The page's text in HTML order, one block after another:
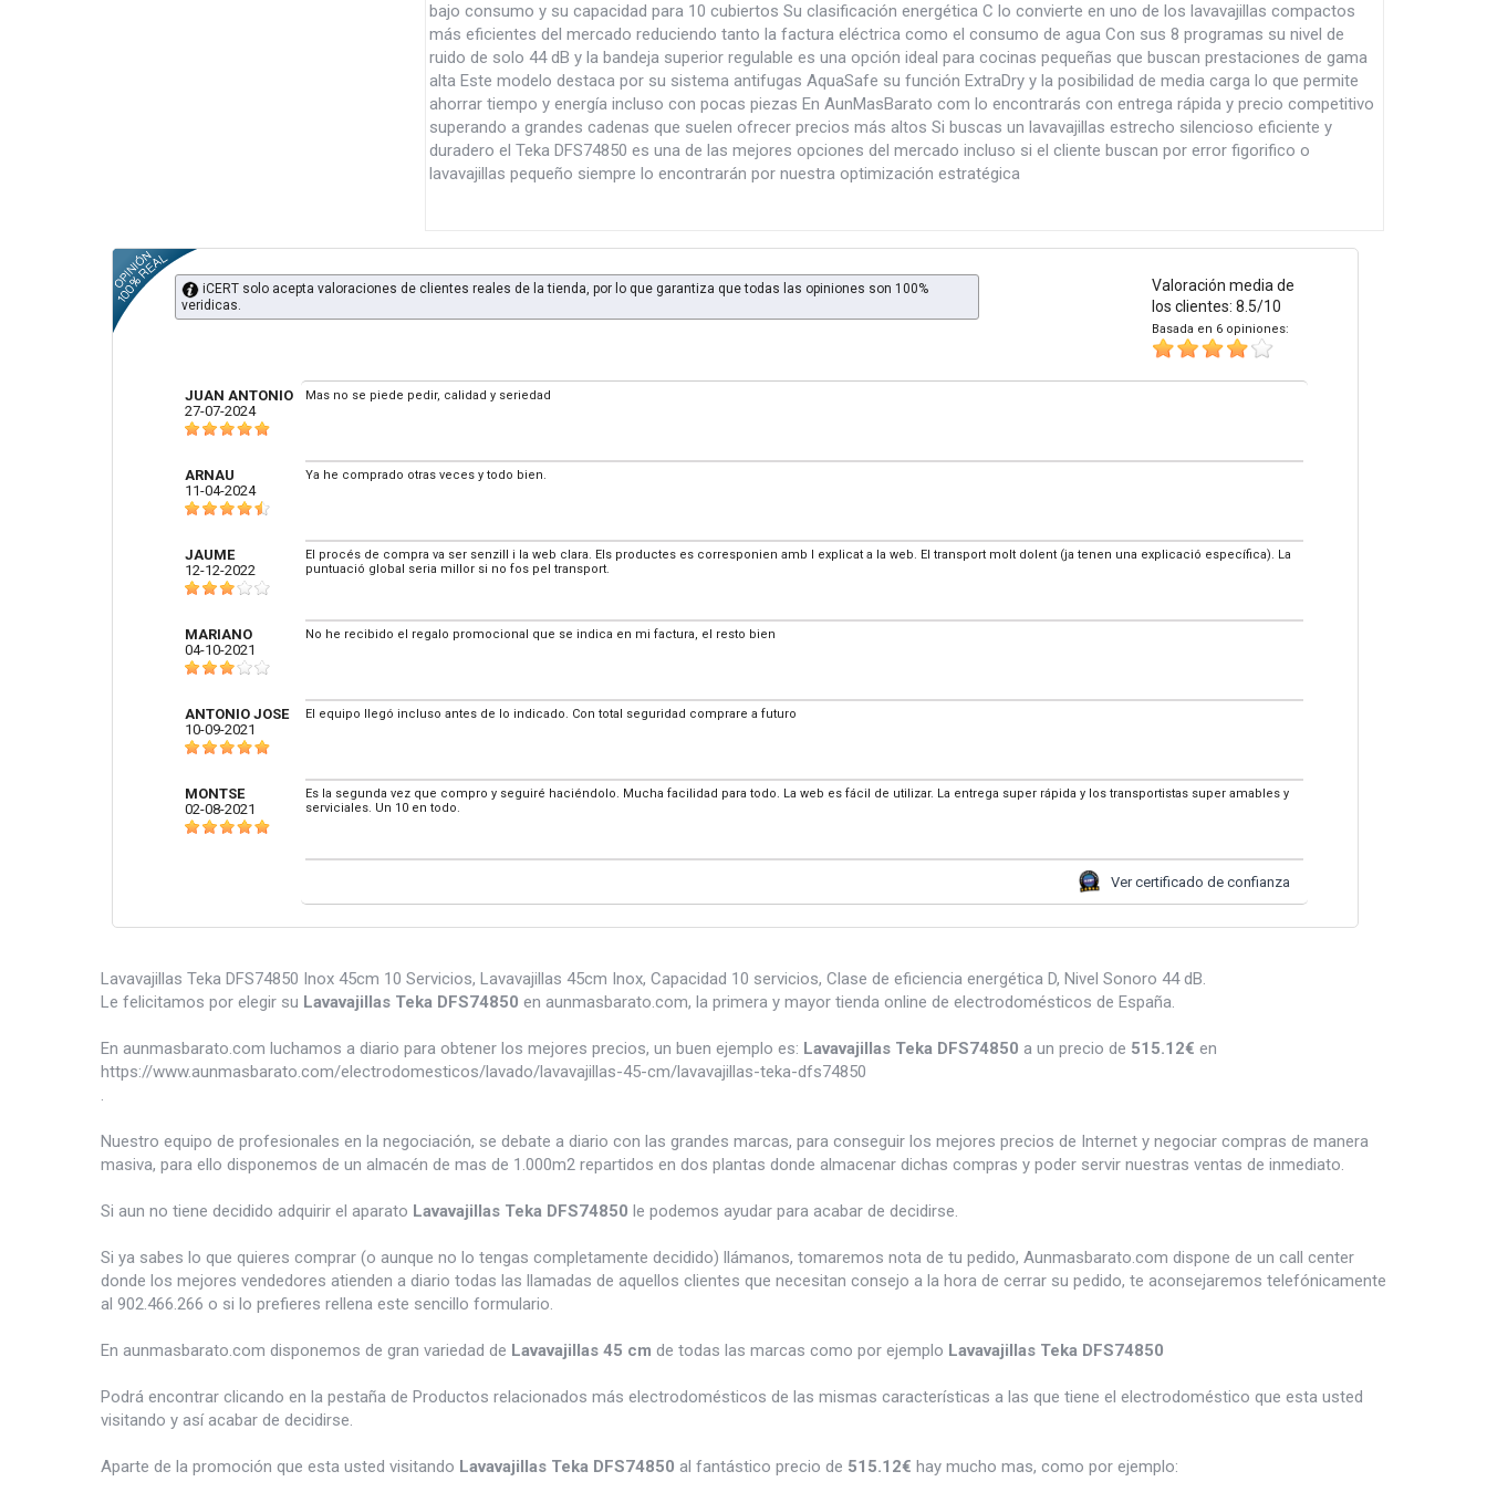
bajo consumo y su capacidad para 10 cubiertos Su clasificación energética C lo convierte en uno de los lavavajillas compactos
más eficientes del mercado reduciendo tanto la factura eléctrica como el consumo de agua Con sus 8 programas su nivel de
ruido de solo 44 dB y la bandeja superior regulable es una opción ideal para cocinas pequeñas que buscan prestaciones de gama
alta Este modelo destaca por su sistema antifugas AquaSafe su función ExtraDry y la posibilidad de media carga lo que permite
ahorrar tiempo y energía incluso con pocas piezas En AunMasBarato com lo encontrarás con entrega rápida y precio competitivo
superando a grandes cadenas que suelen ofrecer precios más altos Si buscas un lavavajillas estrecho silencioso eficiente y
duradero el Teka DFS74850 es una de las mejores opciones del mercado incluso si el cliente buscan por error figorifico o
lavavajillas pequeño siempre lo encontrarán por nuestra optimización estratégica
Valoración media de
los clientes: 8.5/10
Basada en 6 opiniones:
iCERT solo acepta valoraciones de clientes reales de la tienda, por lo que garantiza que todas las opiniones son 100%
veridicas.
JUAN ANTONIO
27-07-2024
Mas no se piede pedir, calidad y seriedad
ARNAU
11-04-2024
Ya he comprado otras veces y todo bien.
JAUME
12-12-2022
El procés de compra va ser senzill i la web clara. Els productes es corresponien amb l explicat a la web. El transport molt dolent (ja tenen una explicació específica). La
puntuació global seria millor si no fos pel transport.
MARIANO
04-10-2021
No he recibido el regalo promocional que se indica en mi factura, el resto bien
ANTONIO JOSE
10-09-2021
El equipo llegó incluso antes de lo indicado. Con total seguridad comprare a futuro
MONTSE
02-08-2021
Es la segunda vez que compro y seguiré haciéndolo. Mucha facilidad para todo. La web es fácil de utilizar. La entrega super rápida y los transportistas super amables y
serviciales. Un 10 en todo.
Ver certificado de confianza
Lavavajillas Teka DFS74850 Inox 45cm 10 Servicios, Lavavajillas 45cm Inox, Capacidad 10 servicios, Clase de eficiencia energética D, Nivel Sonoro 44 dB.
Le felicitamos por elegir su Lavavajillas Teka DFS74850 en aunmasbarato.com, la primera y mayor tienda online de electrodomésticos de España.
En aunmasbarato.com luchamos a diario para obtener los mejores precios, un buen ejemplo es: Lavavajillas Teka DFS74850 a un precio de 515.12€ en
https://www.aunmasbarato.com/electrodomesticos/lavado/lavavajillas-45-cm/lavavajillas-teka-dfs74850
.
Nuestro equipo de profesionales en la negociación, se debate a diario con las grandes marcas, para conseguir los mejores precios de Internet y negociar compras de manera
masiva, para ello disponemos de un almacén de mas de 1.000m2 repartidos en dos plantas donde almacenar dichas compras y poder servir nuestras ventas de inmediato.
Si aun no tiene decidido adquirir el aparato Lavavajillas Teka DFS74850 le podemos ayudar para acabar de decidirse.
Si ya sabes lo que quieres comprar (o aunque no lo tengas completamente decidido) llámanos, tomaremos nota de tu pedido, Aunmasbarato.com dispone de un call center
donde los mejores vendedores atienden a diario todas las llamadas de aquellos clientes que necesitan consejo a la hora de cerrar su pedido, te aconsejaremos telefónicamente
al 902.466.266 o si lo prefieres rellena este sencillo formulario.
En aunmasbarato.com disponemos de gran variedad de Lavavajillas 45 cm de todas las marcas como por ejemplo Lavavajillas Teka DFS74850
Podrá encontrar clicando en la pestaña de Productos relacionados más electrodomésticos de las mismas características a las que tiene el electrodoméstico que esta usted
visitando y así acabar de decidirse.
Aparte de la promoción que esta usted visitando Lavavajillas Teka DFS74850 al fantástico precio de 515.12€ hay mucho mas, como por ejemplo: